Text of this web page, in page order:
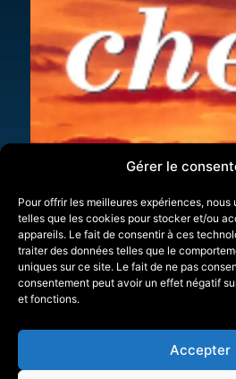
Gérer le
Pour offrir les meilleures expériences,
telles que les cookies pour stocker et/ou
appareils. Le fait de consentir à ces
traiter des données telles que le
uniques sur ce site. Le fait de ne pas
consentement peut avoir un effet négatif
et fonctions.
Accepter